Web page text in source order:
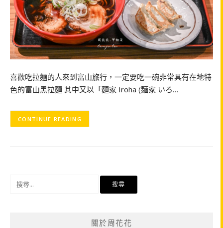
喜歡吃拉麵的人來到富山旅行，一定要吃一碗非常具有在地特
色的富山黑拉麵 其中又以「麵家 Iroha (麺家 いろ…
CONTINUE READING
關於周花花